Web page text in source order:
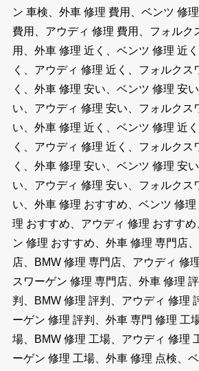
ン 車検、外車 修理 費用、ベンツ 修
費用、アウディ 修理 費用、フォルク
用、外車 修理 近く、ベンツ 修理 近
く、アウディ 修理 近く、フォルクス
く、外車 修理 安い、ベンツ 修理 安
い、アウディ 修理 安い、フォルクス
い、外車 修理 近く、ベンツ 修理 近
く、アウディ 修理 近く、フォルクス
く、外車 修理 安い、ベンツ 修理 安
い、アウディ 修理 安い、フォルクス
い、外車 修理 おすすめ、ベンツ 修
理 おすすめ、アウディ 修理 おすす
ン 修理 おすすめ、外車 修理 専門店
店、BMW 修理 専門店、アウディ 修
スワーゲン 修理 専門店、外車 修理
判、BMW 修理 評判、アウディ 修理
ーゲン 修理 評判、外車 専門 修理 工
場、BMW 修理 工場、アウディ 修理
ーゲン 修理 工場、外車 修理 点検、ベ